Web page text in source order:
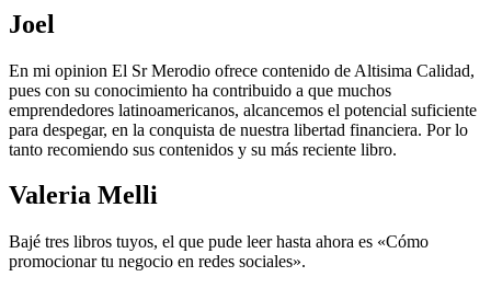
Joel
En mi opinion El Sr Merodio ofrece contenido de Altisima Calidad,
pues con su conocimiento ha contribuido a que muchos
emprendedores latinoamericanos, alcancemos el potencial suficiente
para despegar, en la conquista de nuestra libertad financiera. Por lo
tanto recomiendo sus contenidos y su más reciente libro.
Valeria Melli
Bajé tres libros tuyos, el que pude leer hasta ahora es «Cómo
promocionar tu negocio en redes sociales».